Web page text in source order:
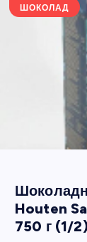
ШОКОЛАД
Houten
750 г (1/